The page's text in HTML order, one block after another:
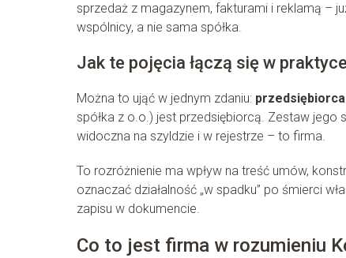
sprzedaż z magazynem, fakturami i reklamą –
wspólnicy, a nie sama spółka.
Jak te pojęcia łączą się w
Można to ująć w jednym zdaniu:
spółka z o.o.) jest przedsiębiorcą. Zestaw jego
widoczna na szyldzie i w rejestrze – to firma.
To rozróżnienie ma wpływ na treść umów,
oznaczać działalność „w spadku” po śmierci
zapisu w dokumencie.
Co to jest firma w rozumieniu